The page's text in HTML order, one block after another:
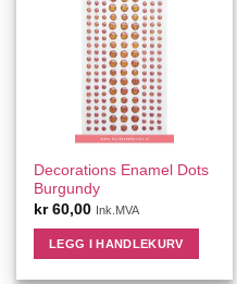
Decorations Enamel Dots
Burgundy
kr60,00 Ink.MVA
LEGG I HANDLEKURV